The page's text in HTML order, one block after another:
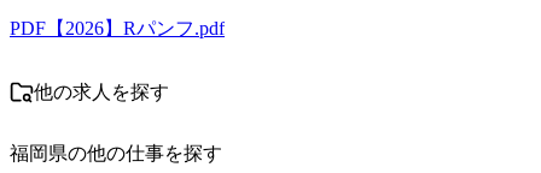
PDF 【2026】Rパンフ.pdf
他の求人を探す
福岡県の他の仕事を探す